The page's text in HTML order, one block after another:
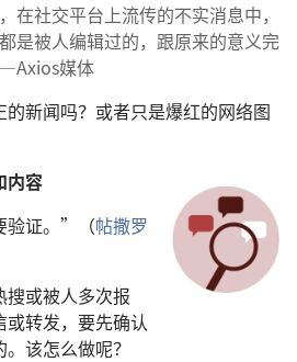
在社交平台上流传的不实消息中，
是被人编辑过的，跟原来的意义完
媒体
的新闻吗？或者只是爆红的网络图
内容
验证。”（帖撒罗
或被人多次报
转发，要先确认
该怎么做呢？